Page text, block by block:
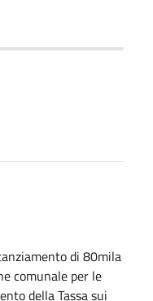
di 80mila
comunale per le
della Tassa sui